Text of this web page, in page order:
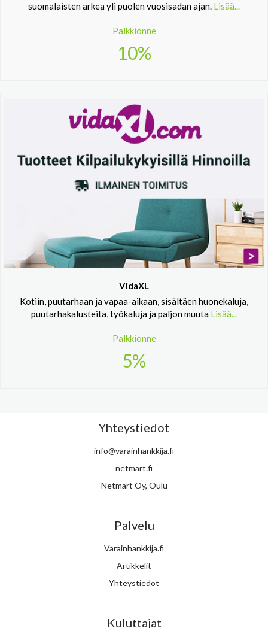
suomalaisten arkea yli puolen vuosisadan ajan. Lisää...
Palkkionne
10%
VidaXL
Kotiin, puutarhaan ja vapaa-aikaan, sisältäen huonekaluja,
puutarhakalusteita, työkaluja ja paljon muuta Lisää...
Palkkionne
5%
Yhteystiedot
info@varainhankkija.fi
netmart.fi
Netmart Oy, Oulu
Palvelu
Varainhankkija.fi
Artikkelit
Yhteystiedot
Kuluttajat